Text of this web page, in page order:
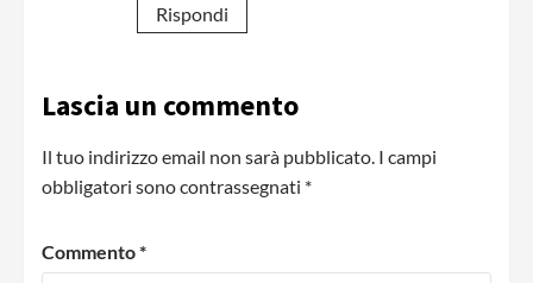
Rispondi
Lascia un commento
Il tuo indirizzo email non sarà pubblicato. I campi
obbligatori sono contrassegnati *
Commento*